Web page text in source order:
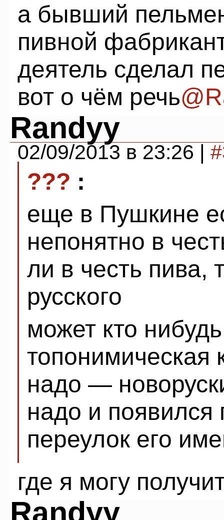
а бывший
пивной
деятель сделал
вот о чём речь
Randyy
02/09/2013 в 23:26 |
??? :
еще в Пушкине
непонятно в
ли в честь пива,
русского
может кто
топонимическая
надо —
надо и
переулок его
где я могу
Randyy